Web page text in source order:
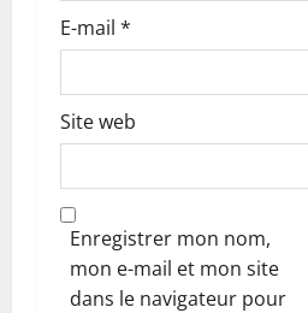
E-mail *
Site web
Enregistrer mon nom,
mon e-mail et mon site
dans le navigateur pour